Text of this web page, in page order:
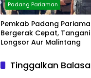
Padang Pariaman
Pemkab Padang
Bergerak Cepat, Tangani
Longsor Aur Malintang
Tinggalkan